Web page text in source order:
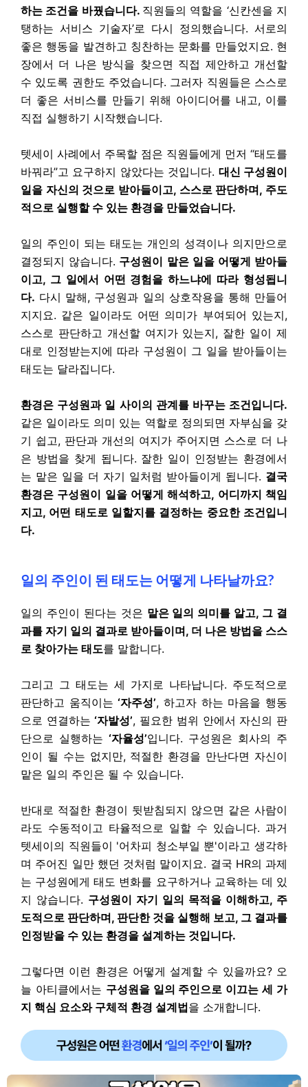
하는 조건을 바꿨습니다. 직원들의 역할을 ‘신칸센을 지
탱하는 서비스 기술자’로 다시 정의했습니다. 서로의
좋은 행동을 발견하고 칭찬하는 문화를 만들었지요. 현
장에서 더 나은 방식을 찾으면 직접 제안하고 개선할
수 있도록 권한도 주었습니다. 그러자 직원들은 스스로
더 좋은 서비스를 만들기 위해 아이디어를 내고, 이를
직접 실행하기 시작했습니다.
텟세이 사례에서 주목할 점은 직원들에게 먼저 “태도를
바꿔라”고 요구하지 않았다는 것입니다. 대신 구성원이
일을 자신의 것으로 받아들이고, 스스로 판단하며, 주도
적으로 실행할 수 있는 환경을 만들었습니다.
일의 주인이 되는 태도는 개인의 성격이나 의지만으로
결정되지 않습니다. 구성원이 맡은 일을 어떻게 받아들
이고, 그 일에서 어떤 경험을 하느냐에 따라 형성됩니
다. 다시 말해, 구성원과 일의 상호작용을 통해 만들어
지지요. 같은 일이라도 어떤 의미가 부여되어 있는지,
스스로 판단하고 개선할 여지가 있는지, 잘한 일이 제
대로 인정받는지에 따라 구성원이 그 일을 받아들이는
태도는 달라집니다.
환경은 구성원과 일 사이의 관계를 바꾸는 조건입니다.
같은 일이라도 의미 있는 역할로 정의되면 자부심을 갖
기 쉽고, 판단과 개선의 여지가 주어지면 스스로 더 나
은 방법을 찾게 됩니다. 잘한 일이 인정받는 환경에서
는 맡은 일을 더 자기 일처럼 받아들이게 됩니다. 결국
환경은 구성원이 일을 어떻게 해석하고, 어디까지 책임
지고, 어떤 태도로 일할지를 결정하는 중요한 조건입니
다.
일의 주인이 된 태도는 어떻게 나타날까요?
일의 주인이 된다는 것은 맡은 일의 의미를 알고, 그 결
과를 자기 일의 결과로 받아들이며, 더 나은 방법을 스스
로 찾아가는 태도를 말합니다.
그리고 그 태도는 세 가지로 나타납니다. 주도적으로
판단하고 움직이는‘자주성’, 하고자 하는 마음을 행동
으로 연결하는‘자발성’, 필요한 범위 안에서 자신의 판
단으로 실행하는 ‘자율성’입니다. 구성원은 회사의 주
인이 될 수는 없지만, 적절한 환경을 만난다면 자신이
맡은 일의 주인은 될 수 있습니다.
반대로 적절한 환경이 뒷받침되지 않으면 같은 사람이
라도 수동적이고 타율적으로 일할 수 있습니다. 과거
텟세이의 직원들이 '어차피 청소부일 뿐'이라고 생각하
며 주어진 일만 했던 것처럼 말이지요. 결국 HR의 과제
는 구성원에게 태도 변화를 요구하거나 교육하는 데 있
지 않습니다. 구성원이 자기 일의 목적을 이해하고, 주
도적으로 판단하며, 판단한 것을 실행해 보고, 그 결과를
인정받을 수 있는 환경을 설계하는 것입니다.
그렇다면 이런 환경은 어떻게 설계할 수 있을까요? 오
늘 아티클에서는 구성원을 일의 주인으로 이끄는 세 가
지 핵심 요소와 구체적 환경 설계법을 소개합니다.